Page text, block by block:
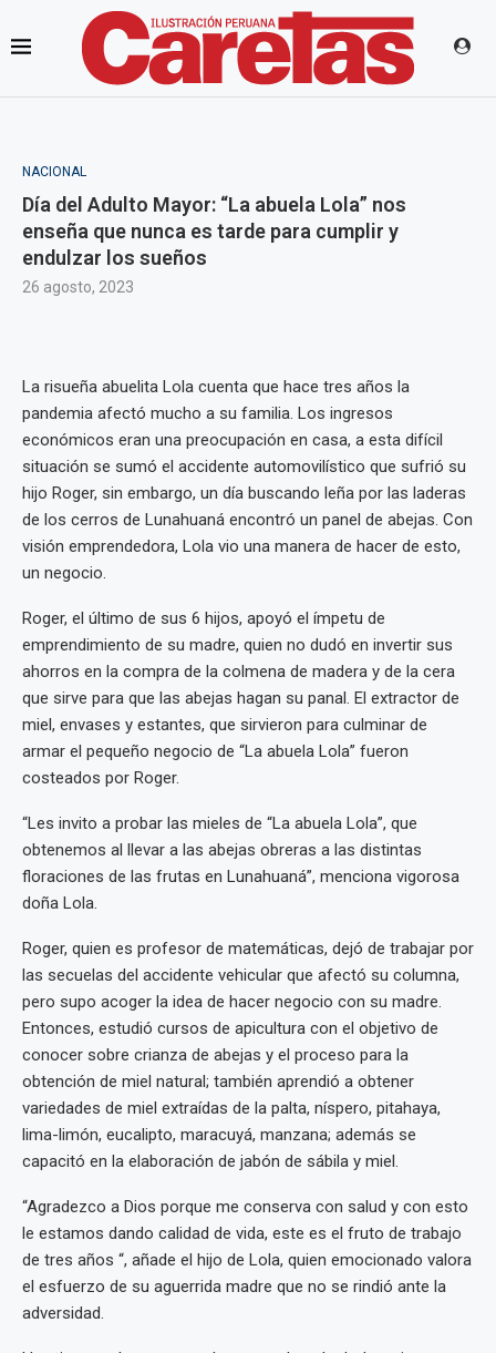
NACIONAL
Día del Adulto Mayor: “La abuela Lola” nos
enseña que nunca es tarde para cumplir y
endulzar los sueños
26 agosto, 2023
La risueña abuelita Lola cuenta que hace tres años la
pandemia afectó mucho a su familia. Los ingresos
económicos eran una preocupación en casa, a esta difícil
situación se sumó el accidente automovilístico que sufrió su
hijo Roger, sin embargo, un día buscando leña por las laderas
de los cerros de Lunahuaná encontró un panel de abejas. Con
visión emprendedora, Lola vio una manera de hacer de esto,
un negocio.
Roger, el último de sus 6 hijos, apoyó el ímpetu de
emprendimiento de su madre, quien no dudó en invertir sus
ahorros en la compra de la colmena de madera y de la cera
que sirve para que las abejas hagan su panal. El extractor de
miel, envases y estantes, que sirvieron para culminar de
armar el pequeño negocio de “La abuela Lola” fueron
costeados por Roger.
“Les invito a probar las mieles de “La abuela Lola”, que
obtenemos al llevar a las abejas obreras a las distintas
floraciones de las frutas en Lunahuaná”, menciona vigorosa
doña Lola.
Roger, quien es profesor de matemáticas, dejó de trabajar por
las secuelas del accidente vehicular que afectó su columna,
pero supo acoger la idea de hacer negocio con su madre.
Entonces, estudió cursos de apicultura con el objetivo de
conocer sobre crianza de abejas y el proceso para la
obtención de miel natural; también aprendió a obtener
variedades de miel extraídas de la palta, níspero, pitahaya,
lima-limón, eucalipto, maracuyá, manzana; además se
capacitó en la elaboración de jabón de sábila y miel.
“Agradezco a Dios porque me conserva con salud y con esto
le estamos dando calidad de vida, este es el fruto de trabajo
de tres años “, añade el hijo de Lola, quien emocionado valora
el esfuerzo de su aguerrida madre que no se rindió ante la
adversidad.